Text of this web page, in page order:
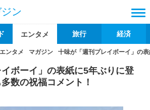
ン
エンタメ 旅行 経済
エンタメ マガジン 十味が「週刊プレイボーイ」の
ボーイ」の表紙に5年ぶりに登
数の祝福コメント！